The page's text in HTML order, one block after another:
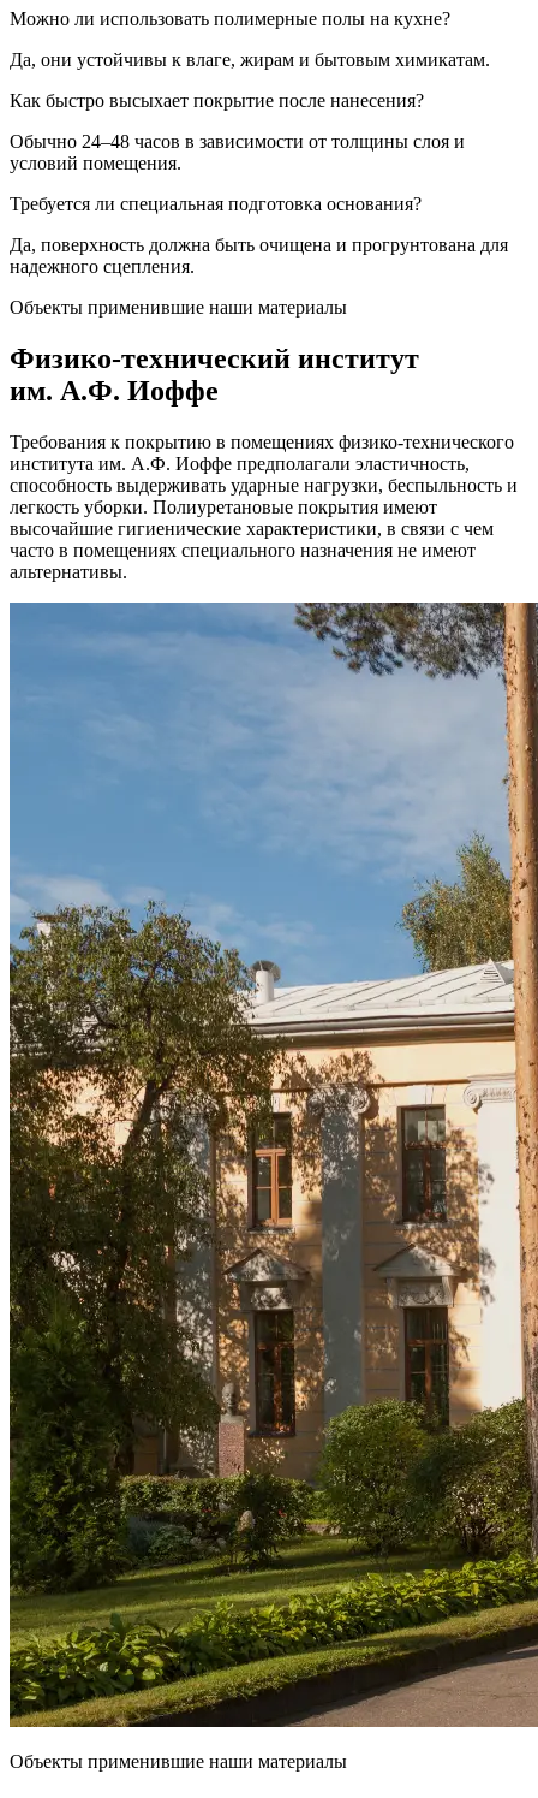
Можно ли использовать полимерные полы на кухне?
Да, они устойчивы к влаге, жирам и бытовым химикатам.
Как быстро высыхает покрытие после нанесения?
Обычно 24–48 часов в зависимости от толщины слоя и
условий помещения.
Требуется ли специальная подготовка основания?
Да, поверхность должна быть очищена и прогрунтована для
надежного сцепления.
Объекты применившие наши материалы
Физико-технический институт
им. А.Ф. Иоффе
Требования к покрытию в помещениях физико-технического
института им. А.Ф. Иоффе предполагали эластичность,
способность выдерживать ударные нагрузки, беспыльность и
легкость уборки. Полиуретановые покрытия имеют
высочайшие гигиенические характеристики, в связи с чем
часто в помещениях специального назначения не имеют
альтернативы.
Объекты применившие наши материалы